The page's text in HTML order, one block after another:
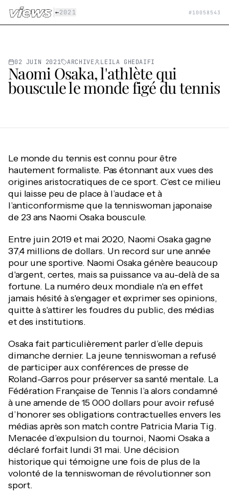
Aller au contenu principal
←2021 # 10058543
02 JUIN 2021 ARCHIVE LEILA GHEDAIFI
Naomi Osaka, l'athlète qui
bouscule le monde figé du tennis
Le monde du tennis est connu pour être
hautement formaliste. Pas étonnant aux vues des
origines aristocratiques de ce sport. C’est ce milieu
qui laisse peu de place à l’audace et à
l’anticonformisme que la tenniswoman japonaise
de 23 ans Naomi Osaka bouscule.
Entre juin 2019 et mai 2020, Naomi Osaka gagne
37,4 millions de dollars. Un record sur une année
pour une sportive. Naomi Osaka génère beaucoup
d'argent, certes, mais sa puissance va au-delà de sa
fortune. La numéro deux mondiale n'a en effet
jamais hésité à s'engager et exprimer ses opinions,
quitte à s'attirer les foudres du public, des médias
et des institutions.
Osaka fait particulièrement parler d’elle depuis
dimanche dernier. La jeune tenniswoman a refusé
de participer aux conférences de presse de
Roland-Garros pour préserver sa santé mentale. La
Fédération Française de Tennis l’a alors condamné
à une amende de 15 000 dollars pour avoir refusé
d’honorer ses obligations contractuelles envers les
médias après son match contre Patricia Maria Tig.
Menacée d’expulsion du tournoi, Naomi Osaka a
déclaré forfait lundi 31 mai. Une décision
historique qui témoigne une fois de plus de la
volonté de la tenniswoman de révolutionner son
sport.